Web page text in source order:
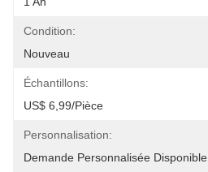
Condition:
Nouveau
Échantillons:
US$ 6,99/pièce
Personnalisation:
Demande Personnalisée Disponible